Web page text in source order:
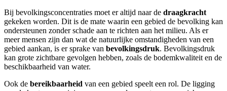
Bij bevolkingsconcentraties moet er altijd naar de draagkracht
gekeken worden. Dit is de mate waarin een gebied de bevolking kan
ondersteunen zonder schade aan te richten aan het milieu. Als er
meer mensen zijn dan wat de natuurlijke omstandigheden van een
gebied aankan, is er sprake van bevolkingsdruk. Bevolkingsdruk
kan grote zichtbare gevolgen hebben, zoals de bodemkwaliteit en de
beschikbaarheid van water.
Ook de bereikbaarheid van een gebied speelt een rol. De ligging